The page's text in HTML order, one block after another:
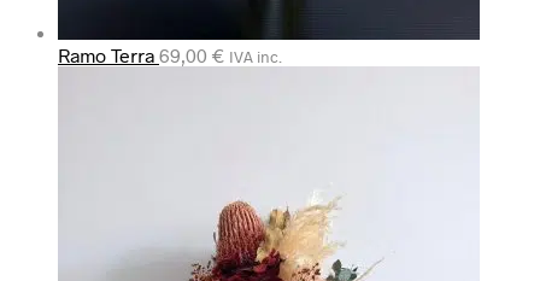
Ramo Terra 69,00 € IVA inc.